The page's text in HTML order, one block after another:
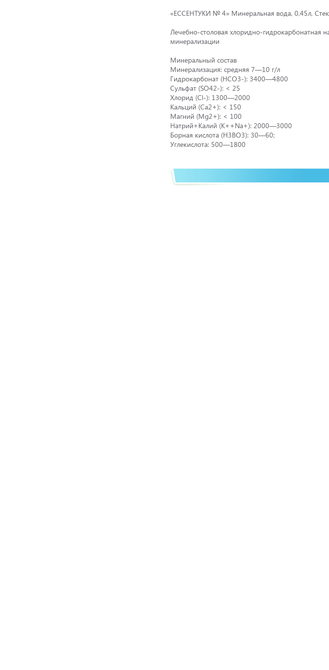
«ЕССЕНТУКИ № 4» Минеральная вода, 0,45л,
Лечебно-столовая хлоридно-гидрокарбонатная
минерализации
Минеральный состав
Минерализация: средняя 7—10 г/л
Гидрокарбонат (HCO3-): 3400—4800
Сульфат (SO42-): < 25
Хлорид (Cl-): 1300—2000
Кальций (Ca2+): < 150
Магний (Mg2+): < 100
Натрий+Калий (K++Na+): 2000—3000
Борная кислота (H3BO3): 30—60;
Углекислота: 500—1800